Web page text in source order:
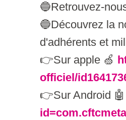
🔵Retrouvez-
🔵Découvrez la
d'adhérents et
👉Sur apple 🍏
officiel/
👉Sur Android 🤖